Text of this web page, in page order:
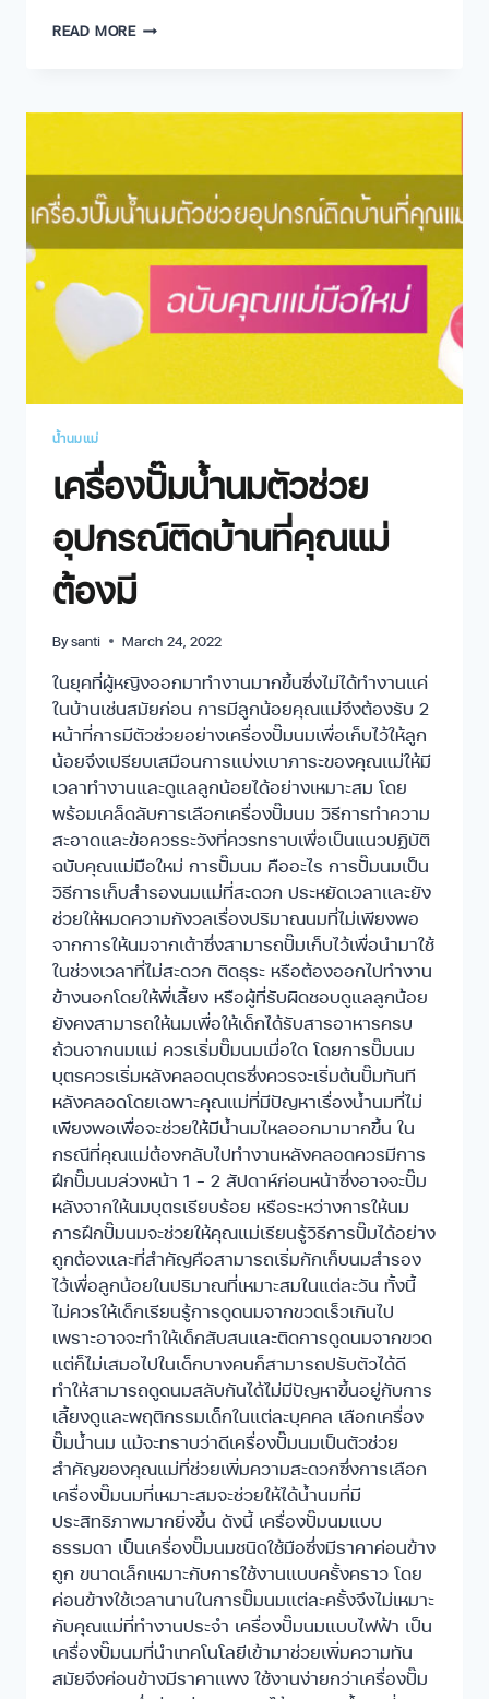
READ MORE
น้ำนมแม่
เครื่องปั๊มน้ำนมตัวช่วย
อุปกรณ์ติดบ้านที่คุณแม่
ต้องมี
Bysanti March 24, 2022
ในยุคที่ผู้หญิงออกมาทำงานมากขึ้นซึ่งไม่ได้ทำงานแค่
ในบ้านเช่นสมัยก่อน การมีลูกน้อยคุณแม่จึงต้องรับ 2
หน้าที่การมีตัวช่วยอย่างเครื่องปั๊มนมเพื่อเก็บไว้ให้ลูก
น้อยจึงเปรียบเสมือนการแบ่งเบาภาระของคุณแม่ให้มี
เวลาทำงานและดูแลลูกน้อยได้อย่างเหมาะสม โดย
พร้อมเคล็ดลับการเลือกเครื่องปั๊มนม วิธีการทำความ
สะอาดและข้อควรระวังที่ควรทราบเพื่อเป็นแนวปฏิบัติ
ฉบับคุณแม่มือใหม่ การปั๊มนม คืออะไร การปั๊มนมเป็น
วิธีการเก็บสำรองนมแม่ที่สะดวก ประหยัดเวลาและยัง
ช่วยให้หมดความกังวลเรื่องปริมาณนมที่ไม่เพียงพอ
จากการให้นมจากเต้าซึ่งสามารถปั๊มเก็บไว้เพื่อนำมาใช้
ในช่วงเวลาที่ไม่สะดวก ติดธุระ หรือต้องออกไปทำงาน
ข้างนอกโดยให้พี่เลี้ยง หรือผู้ที่รับผิดชอบดูแลลูกน้อย
ยังคงสามารถให้นมเพื่อให้เด็กได้รับสารอาหารครบ
ถ้วนจากนมแม่ ควรเริ่มปั๊มนมเมื่อใด โดยการปั๊มนม
บุตรควรเริ่มหลังคลอดบุตรซึ่งควรจะเริ่มต้นปั๊มทันที
หลังคลอดโดยเฉพาะคุณแม่ที่มีปัญหาเรื่องน้ำนมที่ไม่
เพียงพอเพื่อจะช่วยให้มีน้ำนมไหลออกมามากขึ้น ใน
กรณีที่คุณแม่ต้องกลับไปทำงานหลังคลอดควรมีการ
ฝึกปั๊มนมล่วงหน้า 1 – 2 สัปดาห์ก่อนหน้าซึ่งอาจจะปั๊ม
หลังจากให้นมบุตรเรียบร้อย หรือระหว่างการให้นม
การฝึกปั๊มนมจะช่วยให้คุณแม่เรียนรู้วิธีการปั๊มได้อย่าง
ถูกต้องและที่สำคัญคือสามารถเริ่มกักเก็บนมสำรอง
ไว้เพื่อลูกน้อยในปริมาณที่เหมาะสมในแต่ละวัน ทั้งนี้
ไม่ควรให้เด็กเรียนรู้การดูดนมจากขวดเร็วเกินไป
เพราะอาจจะทำให้เด็กสับสนและติดการดูดนมจากขวด
แต่ก็ไม่เสมอไปในเด็กบางคนก็สามารถปรับตัวได้ดี
ทำให้สามารถดูดนมสลับกันได้ไม่มีปัญหาขึ้นอยู่กับการ
เลี้ยงดูและพฤติกรรมเด็กในแต่ละบุคคล เลือกเครื่อง
ปั๊มน้ำนม แม้จะทราบว่าดีเครื่องปั๊มนมเป็นตัวช่วย
สำคัญของคุณแม่ที่ช่วยเพิ่มความสะดวกซึ่งการเลือก
เครื่องปั๊มนมที่เหมาะสมจะช่วยให้ได้น้ำนมที่มี
ประสิทธิภาพมากยิ่งขึ้น ดังนี้ เครื่องปั๊มนมแบบ
ธรรมดา เป็นเครื่องปั๊มนมชนิดใช้มือซึ่งมีราคาค่อนข้าง
ถูก ขนาดเล็กเหมาะกับการใช้งานแบบครั้งคราว โดย
ค่อนข้างใช้เวลานานในการปั๊มนมแต่ละครั้งจึงไม่เหมาะ
กับคุณแม่ที่ทำงานประจำ เครื่องปั๊มนมแบบไฟฟ้า เป็น
เครื่องปั๊มนมที่นำเทคโนโลยีเข้ามาช่วยเพิ่มความทัน
สมัยจึงค่อนข้างมีราคาแพง ใช้งานง่ายกว่าเครื่องปั๊ม